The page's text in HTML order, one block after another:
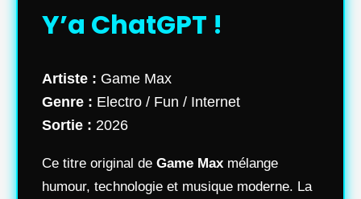
Y’a ChatGPT !
Artiste : Game Max
Genre : Electro / Fun / Internet
Sortie : 2026
Ce titre original de Game Max mélange
humour, technologie et musique moderne. La